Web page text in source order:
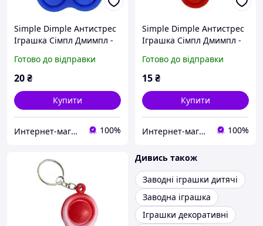
Simple Dimple Антистрес
Іграшка Сімпл Дмимпл -
Popit) - Білий Брелок
Фігурний з ка
Готово до відправки
20₴
Купити
Интернет-магазин "П'ятниця" ФОП Гришина О.О. 100%
Simple Dimple Антистрес
Іграшка Сімпл Дмимпл -
Popit) - Білий Брелок
Фігурний з ка
Готово до відправки
15₴
Купити
Интернет-магазин "П'ятниця" ФОП Гришина О.О. 100%
Дивись також
Заводні іграшки дитячі
Заводна іграшка
Іграшки декоративні